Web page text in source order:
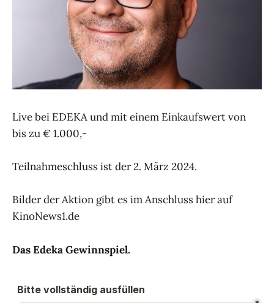
Live bei EDEKA und mit einem Einkaufswert von
bis zu € 1.000,-
Teilnahmeschluss ist der 2. März 2024.
Bilder der Aktion gibt es im Anschluss hier auf
KinoNews1.de
Das Edeka Gewinnspiel.